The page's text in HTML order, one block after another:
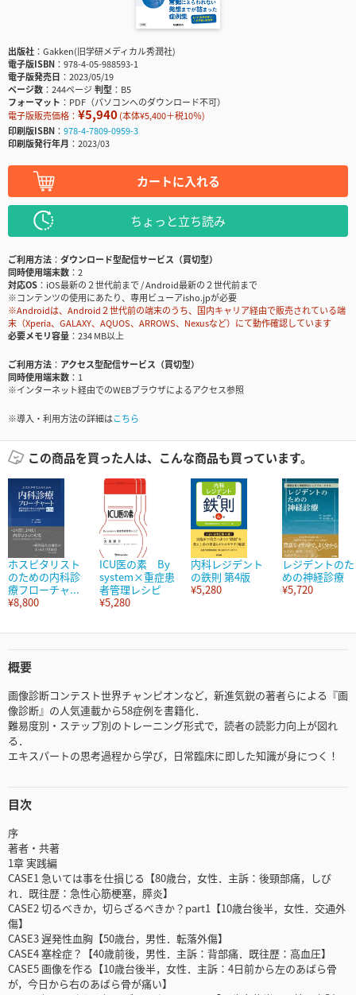
出版社
Gakken(旧学研メディカル秀潤社)
電子版ISBN
978-4-05-988593-1
電子版発売日
2023/05/19
ページ数
244ページ判型
B5
フォーマット
PDF（パソコンへのダウンロード不可）
電子版販売価格： ¥5,940(本体¥5,400＋税10％)
印刷版ISBN
978-4-7809-0959-3
印刷版発行年月
2023/03
カートに入れる
ちょっと立ち読み
ご利用方法
ダウンロード型配信サービス（買切型）
同時使用端末数
2
対応OS
iOS最新の２世代前まで / Android最新の２世代前まで
※コンテンツの使用にあたり、専用ビューアisho.jpが必要
※Androidは、Android２世代前の端末のうち、国内キャリア経由で販売されている端
末（Xperia、GALAXY、AQUOS、ARROWS、Nexusなど）にて動作確認しています
必要メモリ容量
234 MB以上
ご利用方法
アクセス型配信サービス（買切型）
同時使用端末数
1
※インターネット経由でのWEBブラウザによるアクセス参照
※導入・利用方法の詳細はこちら
この商品を買った人は、こんな商品も買っています。
ホスピタリスト
のための内科診
療フローチャ...
¥8,800
ICU医の素 By
system×重症患
者管理レシピ
¥5,280
内科レジデント
の鉄則 第4版
¥5,280
レジデントのた
めの神経診療
¥5,720
概要
画像診断コンテスト世界チャンピオンなど，新進気鋭の著者らによる『画
像診断』の人気連載から58症例を書籍化．
難易度別・ステップ別のトレーニング形式で，読者の読影力向上が図れ
る．
エキスパートの思考過程から学び，日常臨床に即した知識が身につく！
目次
序
著者・共著
1章 実践編
CASE1 急いては事を仕損じる【80歳台，女性．主訴：後頸部痛，しび
れ．既往歴：急性心筋梗塞，膵炎】
CASE2 切るべきか，切らざるべきか？part1【10歳台後半，女性．交通外
傷】
CASE3 遅発性血胸【50歳台，男性．転落外傷】
CASE4 塞栓症？【40歳前後，男性．主訴：背部痛．既往歴：高血圧】
CASE5 画像を作る【10歳台後半，女性．主訴：4日前から左のあばら骨
が，今日から右のあばら骨が痛い】